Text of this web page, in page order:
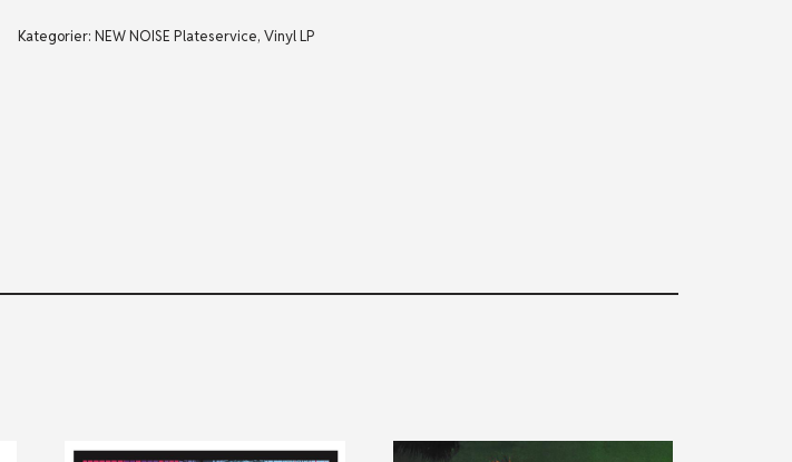
Kategorier:NEW NOISE Plateservice,Vinyl LP